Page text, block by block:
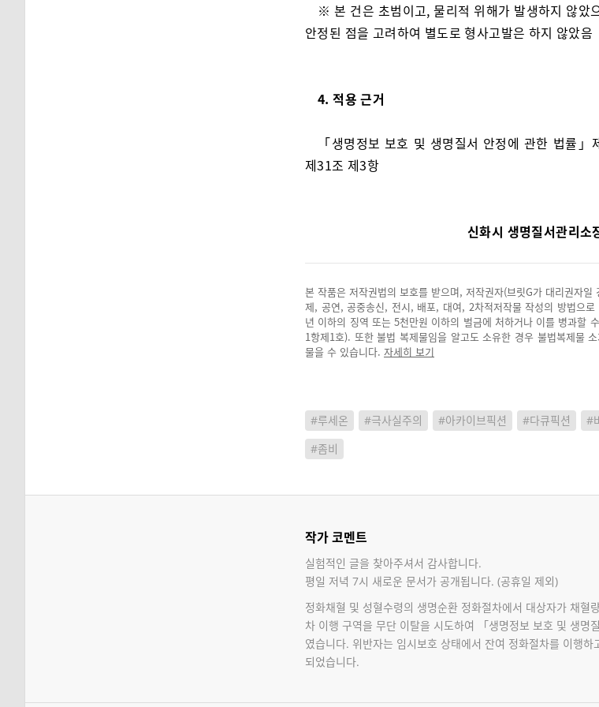
※ 본 건은 초범이고, 물리적 위해가 발생하지 않았
안정된 점을 고려하여 별도로 형사고발은 하지 않았음
4. 적용 근거
「생명정보 보호 및 생명질서 안정에 관한 법률
제31조 제3항
신화시 생명질서관리소
본 작품은 저작권법의 보호를 받으며, 저작권자(브릿G가 대리권자
제, 공연, 공중송신, 전시, 배포, 대여, 2차적저작물 작성의 방법으
년 이하의 징역 또는 5천만원 이하의 벌금에 처하거나 이를 병과할
1항제1호). 또한 불법 복제물임을 알고도 소유한 경우 불법복제물
물을 수 있습니다. 자세히 보기
#루세온 #극사실주의 #아카이브픽션 #다큐픽션 #
#좀비
작가 코멘트
실험적인 글을 찾아주셔서 감사합니다.
평일 저녁 7시 새로운 문서가 공개됩니다. (공휴일 제외)
정화채혈 및 성혈수령의 생명순환 정화절차에서 대상자가 채혈
차 이행 구역을 무단 이탈을 시도하여 「생명정보 보호 및 생명
였습니다. 위반자는 임시보호 상태에서 잔여 정화절차를 이행하
되었습니다.